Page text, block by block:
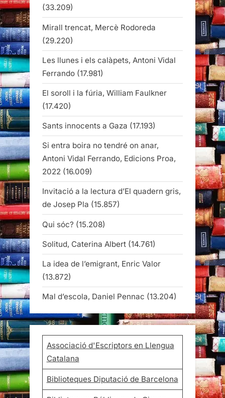
(33.209)
Mirall trencat, Mercè Rodoreda
(29.220)
Les llunes i els calàpets, Antoni Vidal
Ferrando (17.981)
El soroll i la fúria, William Faulkner
(17.420)
Sants innocents a Gaza (17.193)
Si entra boira no tendré on anar,
Antoni Vidal Ferrando, Edicions Proa,
2022 (16.009)
Invitació a la lectura d’El quadern gris,
de Josep Pla (15.857)
Qui sóc? (15.208)
Solitud, Caterina Albert (14.761)
La idea de l’emigrant, Enric Valor
(13.872)
Mal d’escola, Daniel Pennac (13.204)
Associació d'Escriptors en Llengua
Catalana
Biblioteques Diputació de Barcelona